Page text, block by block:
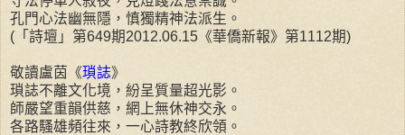
孔門心法幽無隱，慎獨精神法派生。
(「詩壇」第649期2012.06.15《華僑新報》第1112期)
敬讀盧茵《瑣誌》
瑣誌不離文化境，紛呈質量超光影。
師嚴望重韻供慈，網上無休神交永。
各路騷雄頻往來，一心詩教終欣領。